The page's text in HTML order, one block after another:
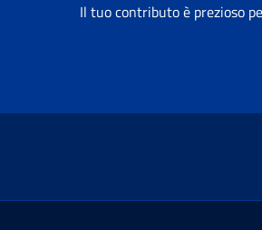
Il tuo contributo è prezioso